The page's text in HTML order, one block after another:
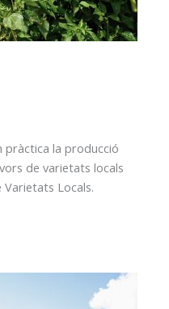
pràctica la producció
de varietats locals
Varietats Locals.